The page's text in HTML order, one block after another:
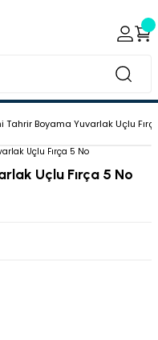
Tahrir Boyama Yuvarlak Uçlu
Uçlu Fırça 5 No